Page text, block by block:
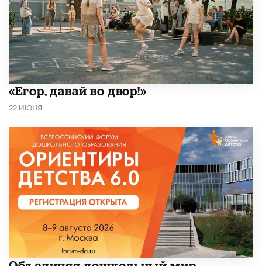
«Егор, давай во двор!»
22 ИЮНЯ